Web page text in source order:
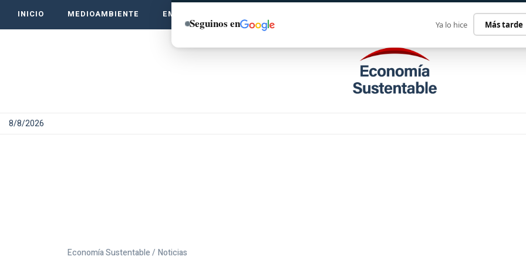
INICIO MEDIOAMBIENTE EMPRENDE VERDE
8/8/2026
Economía Sustentable / Noticias
Seguinos en Ya lo hice Más tarde